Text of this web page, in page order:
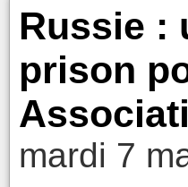
Russie :
prison
mardi 7